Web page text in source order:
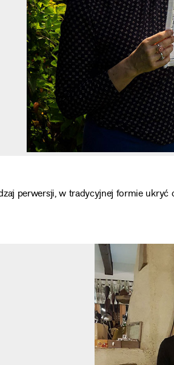
perwersji, w tradycyjnej formie